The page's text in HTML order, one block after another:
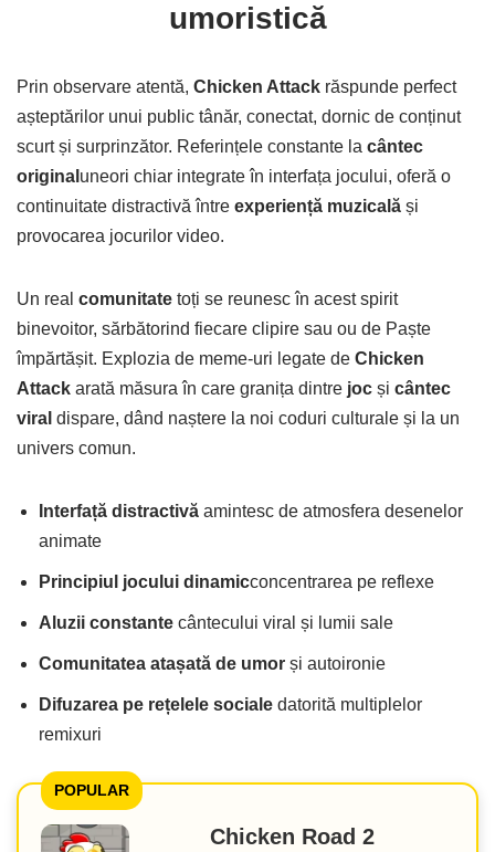
umoristică
Prin observare atentă, Chicken Attack răspunde perfect
așteptărilor unui public tânăr, conectat, dornic de conținut
scurt și surprinzător. Referințele constante la cântec
original uneori chiar integrate în interfața jocului, oferă o
continuitate distractivă între experiență muzicală și
provocarea jocurilor video.
Un real comunitate toți se reunesc în acest spirit
binevoitor, sărbătorind fiecare clipire sau ou de Paște
împărtășit. Explozia de meme-uri legate de Chicken
Attack arată măsura în care granița dintre joc și cântec
viral dispare, dând naștere la noi coduri culturale și la un
univers comun.
Interfață distractivă amintesc de atmosfera desenelor
animate
Principiul jocului dinamicconcentrarea pe reflexe
Aluzii constante cântecului viral și lumii sale
Comunitatea atașată de umor și autoironie
Difuzarea pe rețelele sociale datorită multiplelor
remixuri
POPULAR
Chicken Road 2